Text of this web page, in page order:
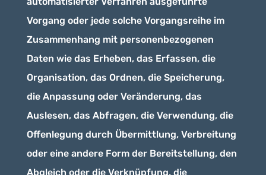
Vorgang oder jede solche Vorgangsreihe im
Zusammenhang mit personenbezogenen
Daten wie das Erheben, das Erfassen, die
Organisation, das Ordnen, die Speicherung,
die Anpassung oder Veränderung, das
Auslesen, das Abfragen, die Verwendung, die
Offenlegung durch Übermittlung, Verbreitung
oder eine andere Form der Bereitstellung, den
Abgleich oder die Verknüpfung, die